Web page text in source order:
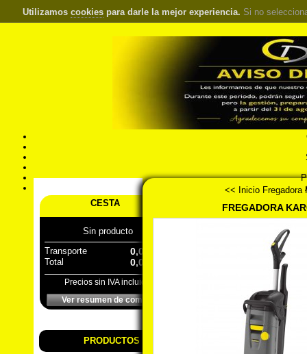
Utilizamos cookies para darle la mejor experiencia. Si no
CESTA
Sin producto
Transporte
0,00 €
Total 0,00 €
Precios sin IVA incluido
Ver resumen de compra
PRODUCTOS
<< Inicio Fregadora
FREGADORA